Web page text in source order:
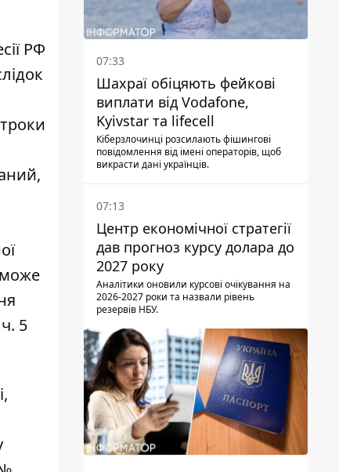
РФ
5
07:33
Шахраї обіцяють фейкові
виплати від Vodafone,
Kyivstar та lifecell
Кіберзлочинці розсилають фішингові
повідомлення від імені операторів, щоб
викрасти дані українців.
07:13
Центр економічної стратегії
дав прогноз курсу долара до
2027 року
Аналітики оновили курсові очікування на
2026-2027 роки та назвали рівень
резервів НБУ.